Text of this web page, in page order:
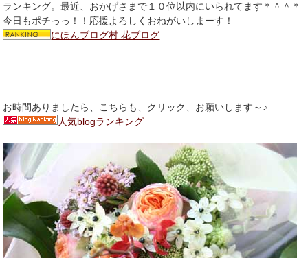
ランキング。最近、おかげさまで１０位以内にいられてます＊＾＾＊
今日もポチっっ！！応援よろしくおねがいしまーす！
にほんブログ村 花ブログ
お時間ありましたら、こちらも、クリック、お願いします～♪
人気blogランキング